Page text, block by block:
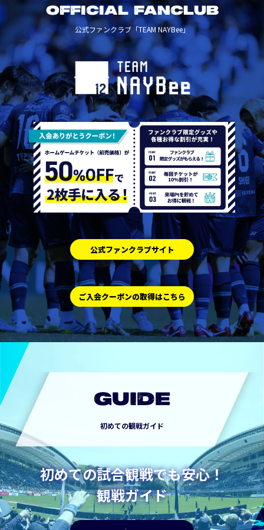
OFFICIAL FANCLUB
公式ファンクラブ「TEAM NAYBee」
公式ファンクラブサイト
ご入会クーポンの取得はこちら
GUIDE
初めての観戦ガイド
初めての試合観戦でも安心！
観戦ガイド